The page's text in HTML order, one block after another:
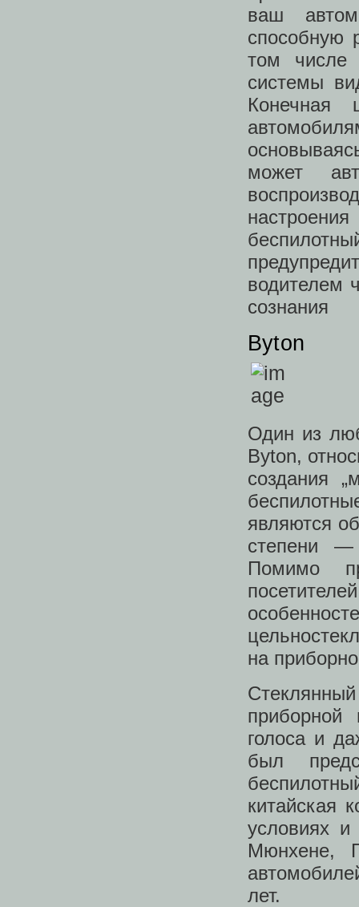
ваш
способную
том числе
системы
Конечная
может
водителем
сознания
Byton
Один из
Byton,
создания
являются
степени
Помимо
на
голоса и
был
китайская
условиях
Мюнхене,
лет.